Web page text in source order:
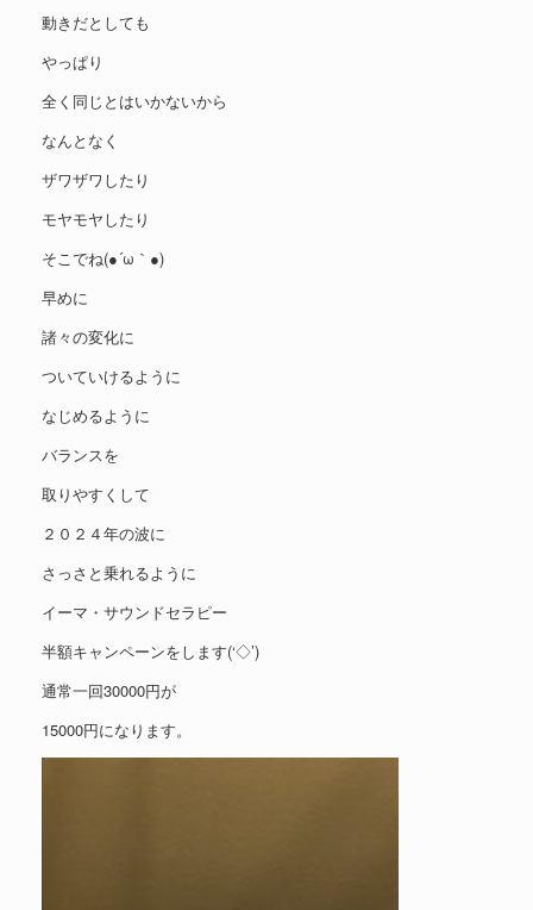
動きだとしても
やっぱり
全く同じとはいかないから
なんとなく
ザワザワしたり
モヤモヤしたり
そこでね(●´ω｀●)
早めに
諸々の変化に
ついていけるように
なじめるように
バランスを
取りやすくして
２０２４年の波に
さっさと乗れるように
イーマ・サウンドセラピー
半額キャンペーンをします(‘◇’)ゞ
通常一回30000円が
15000円になります。